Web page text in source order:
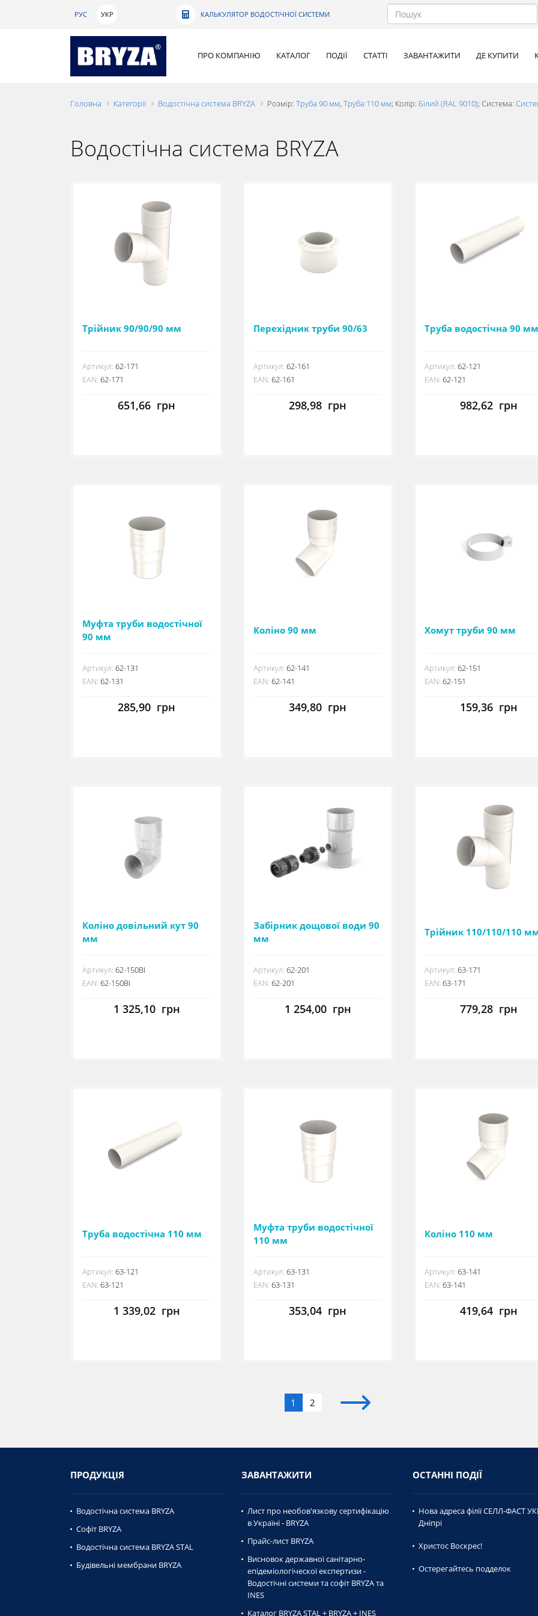
РУС УКР КАЛЬКУЛЯТОР ВОДОСТІЧНОЇ СИСТЕМИ
ПРО КОМПАНІЮ КАТАЛОГ ПОДІЇ СТАТТІ ЗАВАНТАЖИТИ ДЕ КУПИТИ
Головна Категорії Водостічна система BRYZA Розмір: Труба 90 мм, Труба 110 мм; Колір: Білий (RAL 9010); Система:
Водостічна система BRYZA
Трійник 90/90/90 мм
Артикул: 62-171
EAN: 62-171
651,66 грн
Перехідник труби 90/63
Артикул: 62-161
EAN: 62-161
298,98 грн
Труба водостічна 90 мм
Артикул: 62-121
EAN: 62-121
982,62 грн
Муфта труби водостічної
90 мм
Артикул: 62-131
EAN: 62-131
285,90 грн
Коліно 90 мм
Артикул: 62-141
EAN: 62-141
349,80 грн
Хомут труби 90 мм
Артикул: 62-151
EAN: 62-151
159,36 грн
Коліно довільний кут 90
мм
Артикул: 62-150BI
EAN: 62-150BI
1 325,10грн
Забірник дощової води 90
мм
Артикул: 62-201
EAN: 62-201
1 254,00грн
Трійник 110/110/110
Артикул: 63-171
EAN: 63-171
779,28 грн
Труба водостічна 110 мм
Артикул: 63-121
EAN: 63-121
1 339,02грн
Муфта труби водостічної
110 мм
Артикул: 63-131
EAN: 63-131
353,04 грн
Коліно 110 мм
Артикул: 63-141
EAN: 63-141
419,64 грн
1 2
ПРОДУКЦІЯ
Водостічна система BRYZA
Софіт BRYZA
Водостічна система BRYZA STAL
Будівельні мембрани BRYZA
ЗАВАНТАЖИТИ
Лист про необов'язкову сертифікацію
в Україні - BRYZA
Прайс-лист BRYZA
Висновок державної caнiтaрно-
епiдемiологiческої експертизи -
Водостічні системи та софіт BRYZA та
INES
Каталог BRYZA STAL + BRYZA + INES
ОСТАННІ ПОДІЇ
Нова адреса філії СЕЛЛ-ФАСТ
Дніпрі
Христос Воскрес!
Остерегайтесь подделок